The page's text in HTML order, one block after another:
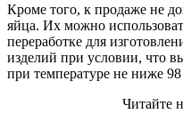
Кроме того, к продаже не
яйца. Их можно
переработке для
изделий при условии, что
при температуре не ниже
Читайте